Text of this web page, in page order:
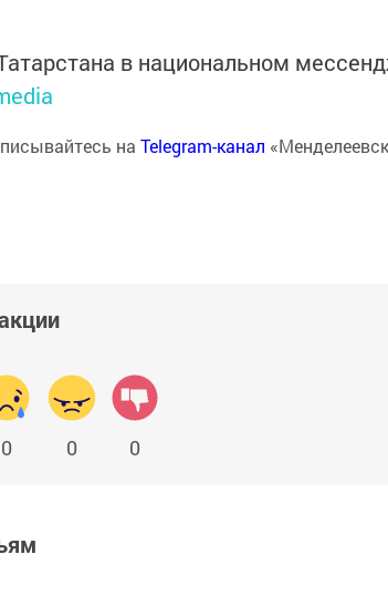
в национальном
на Telegram-канал
0 0 0